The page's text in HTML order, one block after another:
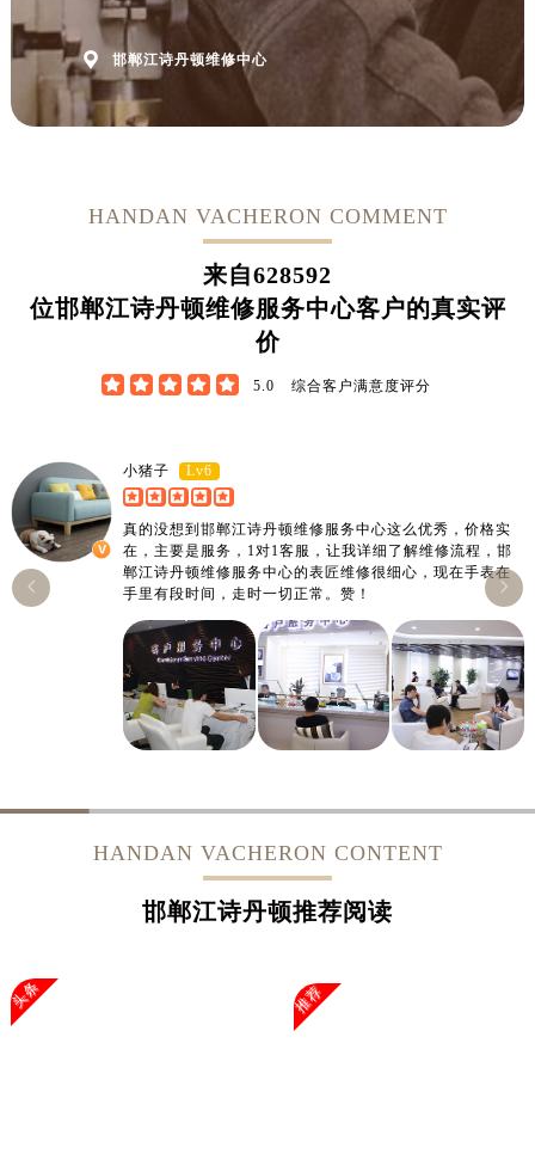
 邯郸江诗丹顿维修中心
HANDAN VACHERON COMMENT
来自628592
位邯郸江诗丹顿维修服务中心客户的真实评
价
     5.0 综合客户满意度评分
小猪子 Lv6
真的没想到邯郸江诗丹顿维修服务中心这么优秀，价格实
在，主要是服务，1对1客服，让我详细了解维修流程，邯
郸江诗丹顿维修服务中心的表匠维修很细心，现在手表在
手里有段时间，走时一切正常。赞！


HANDAN VACHERON CONTENT
邯郸江诗丹顿推荐阅读
头条 推荐